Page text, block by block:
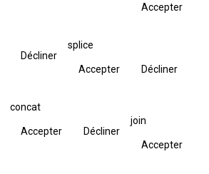
Accepter
Décliner
splice
Accepter Décliner
concat
Accepter Décliner
join
Accepter